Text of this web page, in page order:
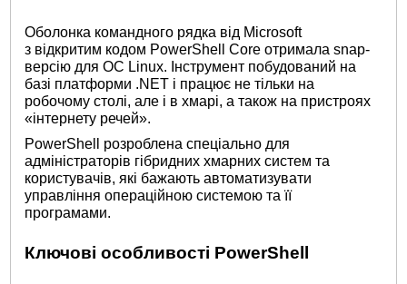
Оболонка командного рядка від Microsoft
з відкритим кодом PowerShell Core отримала snap-
версію для ОС Linux. Інструмент побудований на
базі платформи .NET і працює не тільки на
робочому столі, але і в хмарі, а також на пристроях
«інтернету речей».
PowerShell розроблена спеціально для
адміністраторів гібридних хмарних систем та
користувачів, які бажають автоматизувати
управління операційною системою та її
програмами.
Ключові особливості PowerShell